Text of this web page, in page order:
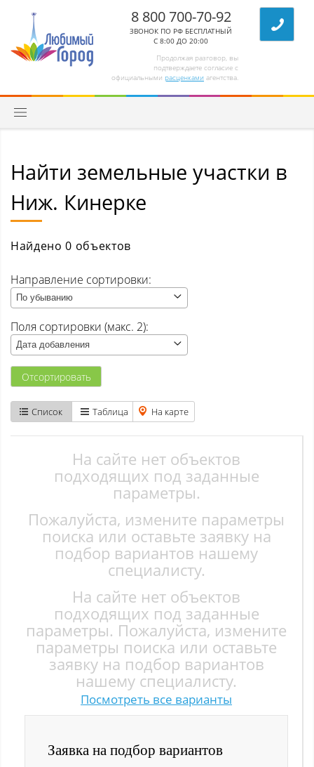
Продолжая разговор, вы
подтверждаете согласие с
официальными расценками агентства.
8 800 700-70-92
ЗВОНОК ПО РФ БЕСПЛАТНЫЙ
С 8:00 ДО 20:00
Квартиры
Комнаты/секции
Апанас
Атаманово
Безруково
Вишенка тер. СНТ
Высокий
Гурьевск
Ерунаково
Заводской р-н
Загорский
Найти земельные участки в
Ниж. Кинерке
Найдено 0 объектов
Направление сортировки:
По убыванию
Поля сортировки (макс. 2):
Дата добавления
Отсортировать
Список Таблица На карте
На сайте нет объектов
подходящих под заданные
параметры.
Пожалуйста, измените параметры
поиска или оставьте заявку на
подбор вариантов нашему
специалисту.
На сайте нет объектов
подходящих под заданные
параметры. Пожалуйста, измените
параметры поиска или оставьте
заявку на подбор вариантов
нашему специалисту.
Посмотреть все варианты
Заявка на подбор вариантов